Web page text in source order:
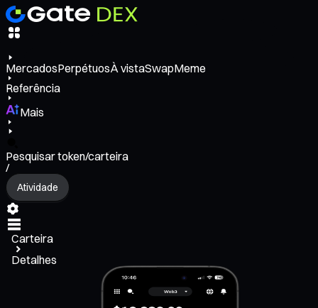
MercadosPerpétuosÀ vistaSwapMeme
Referência
Mais
Pesquisar token/carteira
/
Atividade
Carteira
Detalhes